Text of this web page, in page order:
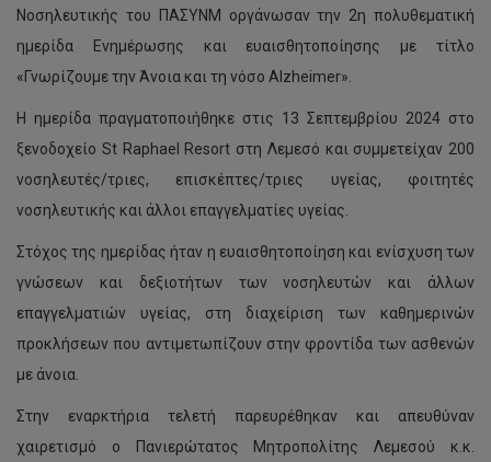
Νοσηλευτικής του ΠΑΣΥΝΜ οργάνωσαν την 2η πολυθεματική
ημερίδα Ενημέρωσης και ευαισθητοποίησης με τίτλο
«Γνωρίζουμε την Άνοια και τη νόσο Alzheimer».
Η ημερίδα πραγματοποιήθηκε στις 13 Σεπτεμβρίου 2024 στο
ξενοδοχείο St Raphael Resort στη Λεμεσό και συμμετείχαν 200
νοσηλευτές/τριες, επισκέπτες/τριες υγείας, φοιτητές
νοσηλευτικής και άλλοι επαγγελματίες υγείας.
Στόχος της ημερίδας ήταν η ευαισθητοποίηση και ενίσχυση των
γνώσεων και δεξιοτήτων των νοσηλευτών και άλλων
επαγγελματιών υγείας, στη διαχείριση των καθημερινών
προκλήσεων που αντιμετωπίζουν στην φροντίδα των ασθενών
με άνοια.
Στην εναρκτήρια τελετή παρευρέθηκαν και απευθύναν
χαιρετισμό ο Πανιερώτατος Μητροπολίτης Λεμεσού κ.κ.